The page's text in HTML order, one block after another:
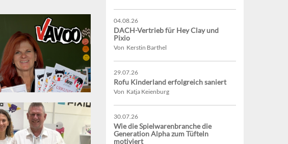
04.08.26
DACH-Vertrieb für Hey Clay und
Pixio
Von Kerstin Barthel
29.07.26
Rofu Kinderland erfolgreich saniert
Von Katja Keienburg
30.07.26
Wie die Spielwarenbranche die
Generation Alpha zum Tüfteln
motiviert